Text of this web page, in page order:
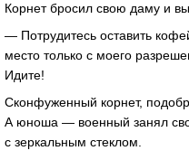
Корнет бросил свою даму и
— Потрудитесь оставить
место только с моего
Идите!
Сконфуженный корнет,
А юноша — военный занял
с зеркальным стеклом.